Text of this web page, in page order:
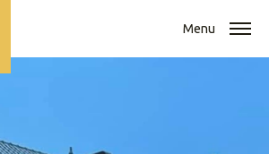
Menu